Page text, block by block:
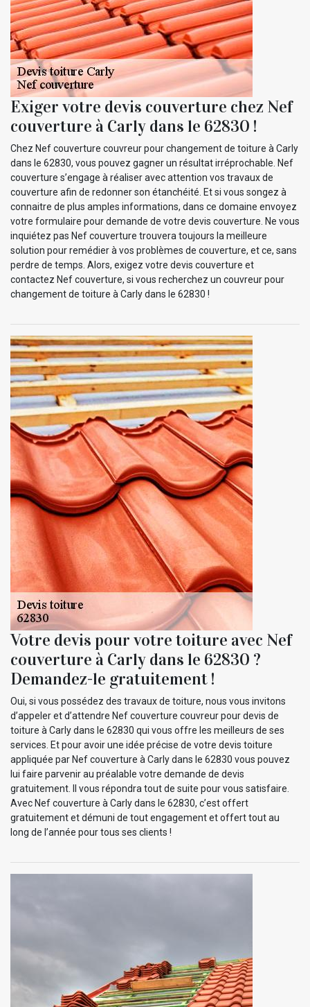
Exiger votre devis couverture chez Nef
couverture à Carly dans le 62830 !
Chez Nef couverture couvreur pour changement de toiture à Carly
dans le 62830, vous pouvez gagner un résultat irréprochable. Nef
couverture s’engage à réaliser avec attention vos travaux de
couverture afin de redonner son étanchéité. Et si vous songez à
connaitre de plus amples informations, dans ce domaine envoyez
votre formulaire pour demande de votre devis couverture. Ne vous
inquiétez pas Nef couverture trouvera toujours la meilleure
solution pour remédier à vos problèmes de couverture, et ce, sans
perdre de temps. Alors, exigez votre devis couverture et
contactez Nef couverture, si vous recherchez un couvreur pour
changement de toiture à Carly dans le 62830 !
Votre devis pour votre toiture avec Nef
couverture à Carly dans le 62830 ?
Demandez-le gratuitement !
Oui, si vous possédez des travaux de toiture, nous vous invitons
d’appeler et d’attendre Nef couverture couvreur pour devis de
toiture à Carly dans le 62830 qui vous offre les meilleurs de ses
services. Et pour avoir une idée précise de votre devis toiture
appliquée par Nef couverture à Carly dans le 62830 vous pouvez
lui faire parvenir au préalable votre demande de devis
gratuitement. Il vous répondra tout de suite pour vous satisfaire.
Avec Nef couverture à Carly dans le 62830, c’est offert
gratuitement et démuni de tout engagement et offert tout au
long de l’année pour tous ses clients !